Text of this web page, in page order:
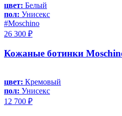
цвет: Белый
пол: Унисекс
#Moschino
26 300 ₽
Кожаные ботинки
цвет: Кремовый
пол: Унисекс
12 700 ₽